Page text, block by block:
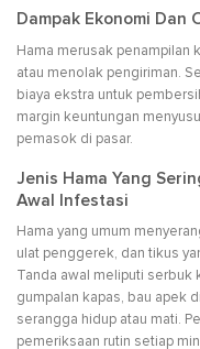
Dampak Ekonomi Dan
Hama merusak penampilan
atau menolak pengiriman.
biaya ekstra untuk
margin keuntungan
pemasok di pasar.
Jenis Hama Yang
Awal Infestasi
Hama yang umum
ulat penggerek, dan tikus
Tanda awal meliputi serbuk
gumpalan kapas, bau apek
serangga hidup atau mati.
pemeriksaan rutin setiap